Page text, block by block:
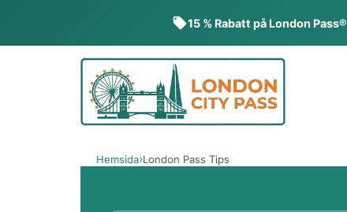
15 % Rabatt på London Pass®
Hemsida London Pass Tips